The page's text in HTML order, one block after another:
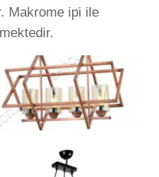
Makrome ipi ile